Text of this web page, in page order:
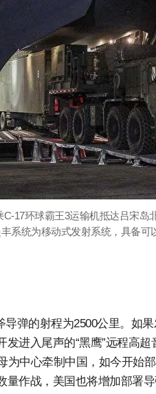
17环球霸王3运输机抵达吕宋岛
系统为移动式发射系统，具备
导弹的射程为2500公里。如
进入尾声的“黑鹰”远程高
为中心牵制中国，如今开始
作战，美国也将增加部署导